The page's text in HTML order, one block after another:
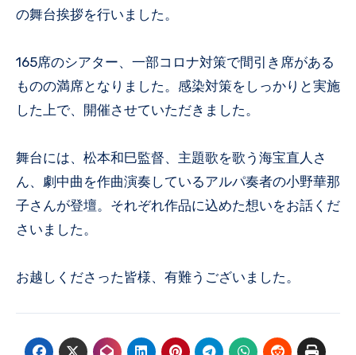
の舞台挨拶を行いました。
165席のシアター、一部コロナ対策で間引き席がある
ものの満席となりました。感染対策をしっかりと実施
した上で、開催させていただきました。
舞台には、松本和巳監督、主題歌を歌う海宝直人さ
ん、劇中曲を作曲演奏しているアルパ奏者の小野華那
子さんが登壇。それぞれ作品に込めた想いをお話くだ
さいました。
お越しくださった皆様、有難うございました。